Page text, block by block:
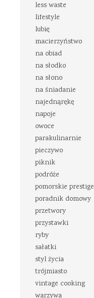
less waste
lifestyle
lubię
macierzyństwo
na obiad
na słodko
na słono
na śniadanie
najednąrękę
napoje
owoce
parakulinarnie
pieczywo
piknik
podróże
pomorskie prestige
poradnik domowy
przetwory
przystawki
ryby
sałatki
styl życia
trójmiasto
vintage cooking